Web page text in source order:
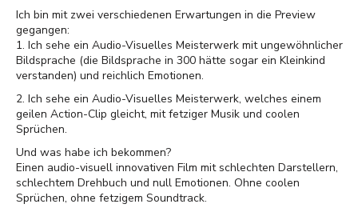
Ich bin mit zwei verschiedenen Erwartungen in die Preview
gegangen:
1. Ich sehe ein Audio-Visuelles Meisterwerk mit ungewöhnlicher
Bildsprache (die Bildsprache in 300 hätte sogar ein Kleinkind
verstanden) und reichlich Emotionen.
2. Ich sehe ein Audio-Visuelles Meisterwerk, welches einem
geilen Action-Clip gleicht, mit fetziger Musik und coolen
Sprüchen.
Und was habe ich bekommen?
Einen audio-visuell innovativen Film mit schlechten Darstellern,
schlechtem Drehbuch und null Emotionen. Ohne coolen
Sprüchen, ohne fetzigem Soundtrack.